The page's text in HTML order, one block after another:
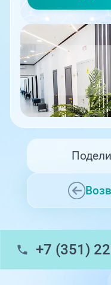
+7 (351)